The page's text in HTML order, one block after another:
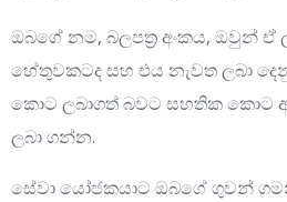
ඔබගේ නම, බලපත්‍ර අංකය, ඔවුන්
හේතුවකටද සහ එය නැවත ලබා
කොට ලබාගත් බවට සහතික කොට
ලබා ගන්න.
සේවා යෝජකයාට ඔබගේ ගුවන්